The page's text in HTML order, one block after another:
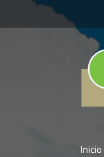
Inicio